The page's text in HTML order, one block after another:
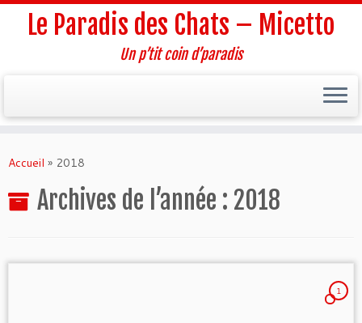
au
Le Paradis des Chats – Micetto
Un p’tit coin d’paradis
Accueil » 2018
Archives de l’année : 2018
1